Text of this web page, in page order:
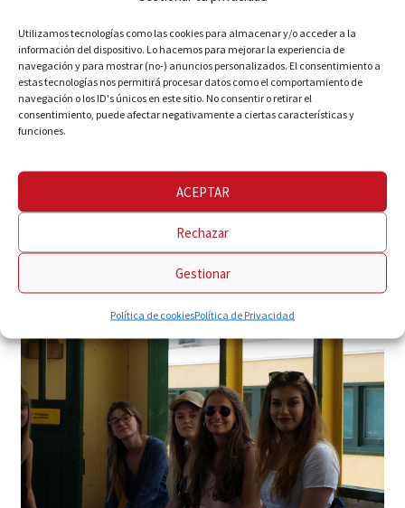
Utilizamos tecnologías como las cookies para almacenar y/o acceder a la
información del dispositivo. Lo hacemos para mejorar la experiencia de
navegación y para mostrar (no-) anuncios personalizados. El consentimiento a
estas tecnologías nos permitirá procesar datos como el comportamiento de
navegación o los ID's únicos en este sitio. No consentir o retirar el
consentimiento, puede afectar negativamente a ciertas características y
funciones.
ACEPTAR
Rechazar
Gestionar
Política de cookiesPolítica de Privacidad